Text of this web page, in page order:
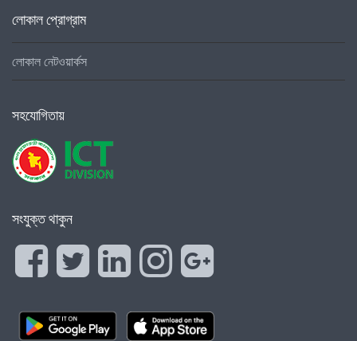
লোকাল প্রোগ্রাম
লোকাল নেটওয়ার্কস
সহযোগিতায়
সংযুক্ত থাকুন